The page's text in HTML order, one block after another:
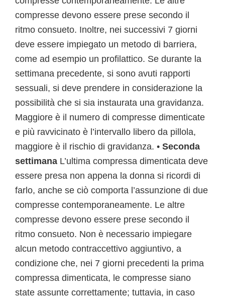
compresse devono essere prese secondo il
ritmo consueto. Inoltre, nei successivi 7 giorni
deve essere impiegato un metodo di barriera,
come ad esempio un profilattico. Se durante la
settimana precedente, si sono avuti rapporti
sessuali, si deve prendere in considerazione la
possibilità che si sia instaurata una gravidanza.
Maggiore è il numero di compresse dimenticate
e più ravvicinato è l’intervallo libero da pillola,
maggiore è il rischio di gravidanza. • Seconda
settimana L’ultima compressa dimenticata deve
essere presa non appena la donna si ricordi di
farlo, anche se ciò comporta l’assunzione di due
compresse contemporaneamente. Le altre
compresse devono essere prese secondo il
ritmo consueto. Non è necessario impiegare
alcun metodo contraccettivo aggiuntivo, a
condizione che, nei 7 giorni precedenti la prima
compressa dimenticata, le compresse siano
state assunte correttamente; tuttavia, in caso